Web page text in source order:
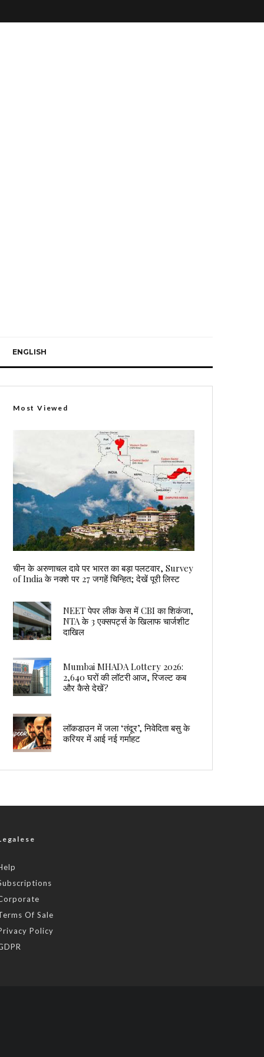
ENGLISH
Most Viewed
चीन के अरुणाचल दावे पर भारत का बड़ा पलटवार, Survey
of India के नक्शे पर 27 जगहें चिन्हित; देखें पूरी लिस्ट
NEET पेपर लीक केस में CBI का शिकंजा,
NTA के 3 एक्सपर्ट्स के खिलाफ चार्जशीट
दाखिल
Mumbai MHADA Lottery 2026:
2,640 घरों की लॉटरी आज, रिजल्ट कब
और कैसे देखें?
लॉकडाउन में जला ‘तंदूर’, निवेदिता बसु के
करियर में आई नई गर्माहट
Of Sale
Policy